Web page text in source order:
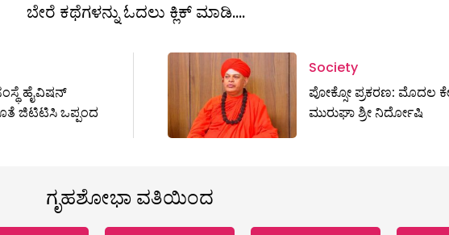
ಬೇರೆ ಕಥೆಗಳನ್ನು ಓದಲು ಕ್ಲಿಕ್ ಮಾಡಿ....
ಹೈವಿಷನ್
ಜಿಟಿಟಿಸಿ ಒಪ್ಪಂದ
Society
ಪೋಕ್ಸೋ ಪ್ರಕರಣ: ಮೊದಲ
ಮುರುಘಾ ಶ್ರೀ ನಿರ್ದೋಷಿ
ಗೃಹಶೋಭಾ ವತಿಯಿಂದ